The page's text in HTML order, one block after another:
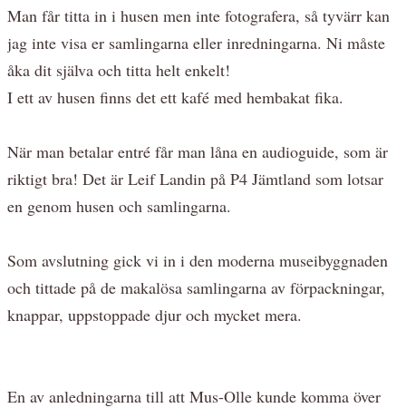
Man får titta in i husen men inte fotografera, så tyvärr kan
jag inte visa er samlingarna eller inredningarna. Ni måste
åka dit själva och titta helt enkelt!
I ett av husen finns det ett kafé med hembakat fika.
När man betalar entré får man låna en audioguide, som är
riktigt bra! Det är Leif Landin på P4 Jämtland som lotsar
en genom husen och samlingarna.
Som avslutning gick vi in i den moderna museibyggnaden
och tittade på de makalösa samlingarna av förpackningar,
knappar, uppstoppade djur och mycket mera.
En av anledningarna till att Mus-Olle kunde komma över